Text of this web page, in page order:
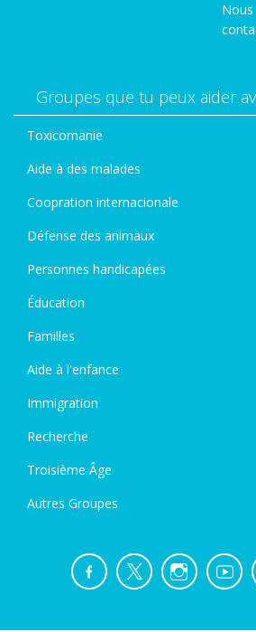
Nous
Groupes que tu peux aider
Toxicomanie
Aide à des malades
Coopration internacionale
Défense des animaux
Personnes handicapées
Éducation
Familles
Aide à l'enfance
Immigration
Recherche
Troisième Âge
Autres Groupes